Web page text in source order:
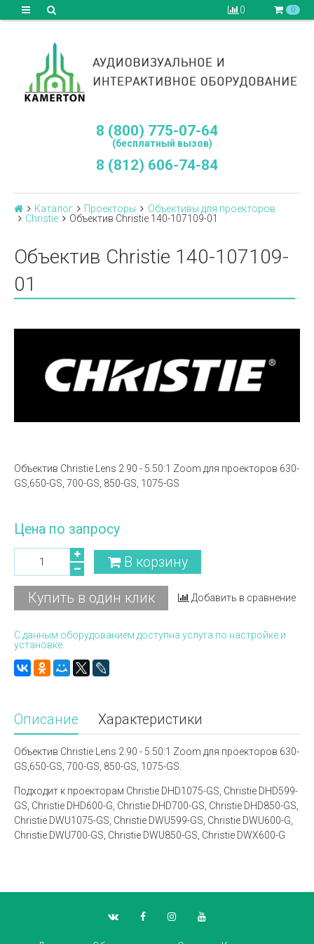
0 0
8 (800) 775-07-64
(бесплатный вызов)
8 (812) 606-74-84
Каталог Проекторы
Объективы для проекторов
Сhristie
Объектив Christie 140-107109-01
Объектив Christie 140-107109-
01
Объектив Christie Lens 2.90 - 5.50:1 Zoom для проекторов 630-
GS,650-GS, 700-GS, 850-GS, 1075-GS
Цена по запросу
В корзину
Купить в один клик Добавить в сравнение
С данным оборудованием доступна услуга по настройке и
установке.
Описание Характеристики
Объектив Christie Lens 2.90 - 5.50:1 Zoom для проекторов 630-
GS,650-GS, 700-GS, 850-GS, 1075-GS.
Подходит к проекторам Christie DHD1075-GS, Christie DHD599-
GS, Christie DHD600-G, Christie DHD700-GS, Christie DHD850-GS,
Christie DWU1075-GS, Christie DWU599-GS, Christie DWU600-G,
Christie DWU700-GS, Christie DWU850-GS, Christie DWX600-G